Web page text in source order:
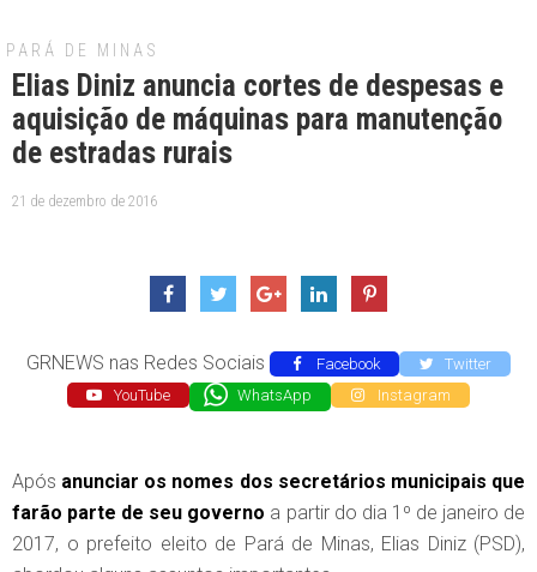
PARÁ DE MINAS
Elias Diniz anuncia cortes de despesas e
aquisição de máquinas para manutenção
de estradas rurais
21 de dezembro de 2016
GRNEWS nas Redes Sociais Facebook
Twitter
YouTube
WhatsApp Instagram
Após anunciar os nomes dos secretários municipais que
farão parte de seu governo a partir do dia 1º de janeiro de
2017, o prefeito eleito de Pará de Minas, Elias Diniz (PSD),